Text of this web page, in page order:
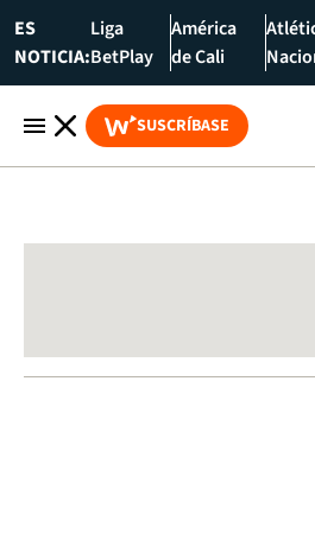
ES
NOTICIA:
Liga
BetPlay
América
de Cali
SUSCRÍBASE